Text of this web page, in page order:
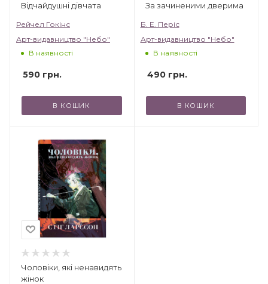
Відчайдушні дівчата
Рейчел Гокінс
Арт-видавництво "Небо"
В наявності
590 грн.
В КОШИК
За зачиненими дверима
Б. Е. Періс
Арт-видавництво "Небо"
В наявності
490грн.
В КОШИК
Чоловіки, які ненавидять
жінок